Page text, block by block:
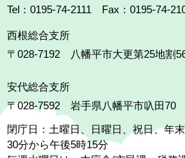
Tel：0195-74-2111 Fax：0195-74-
西根総合支所
〒028-7192
八幡平市大更第25地割
安代総合支所
〒028-7592
岩手県八幡平市叺田70
閉庁日：土曜日、日曜日、祝日、年
30分から午後5時15分